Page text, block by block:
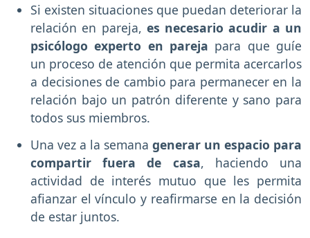
Si existen situaciones que puedan deteriorar la
relación en pareja, es necesario acudir a un
psicólogo experto en pareja para que guíe
un proceso de atención que permita acercarlos
a decisiones de cambio para permanecer en la
relación bajo un patrón diferente y sano para
todos sus miembros.
Una vez a la semana generar un espacio para
compartir fuera de casa, haciendo una
actividad de interés mutuo que les permita
afianzar el vínculo y reafirmarse en la decisión
de estar juntos.